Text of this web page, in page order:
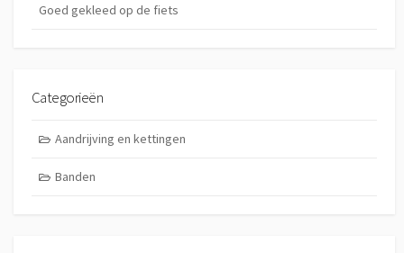
Goed gekleed op de fiets
Categorieën
Aandrijving en kettingen
Banden